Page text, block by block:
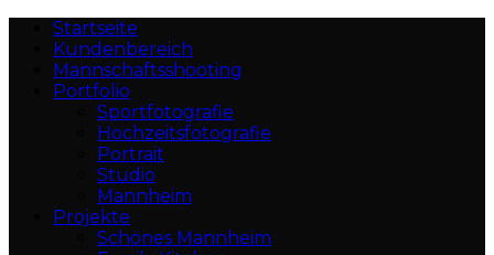
Startseite
Kundenbereich
Mannschaftsshooting
Portfolio
Sportfotografie
Hochzeitsfotografie
Portrait
Studio
Mannheim
Projekte
Schönes Mannheim